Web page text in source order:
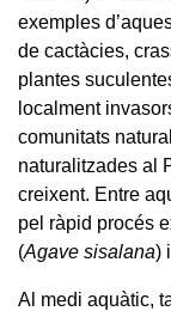
exemples
de cactàcies,
plantes
localment
comunitats
naturalitzades al
creixent. Entre
pel ràpid procés
(Agave sisalana)
Al medi aquàtic,